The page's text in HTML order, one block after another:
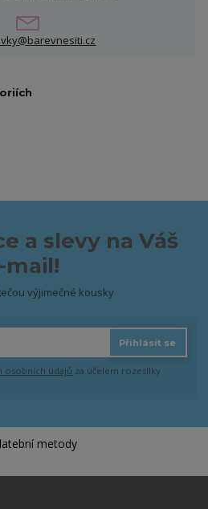
a slevy na Váš
mail!
výjimečné kousky
Přihlásit se
osobních údajů za účelem rozesílky